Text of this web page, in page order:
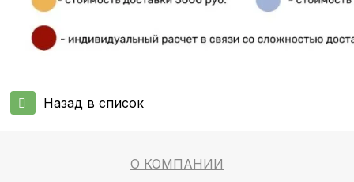
Назад в список
О КОМПАНИИ